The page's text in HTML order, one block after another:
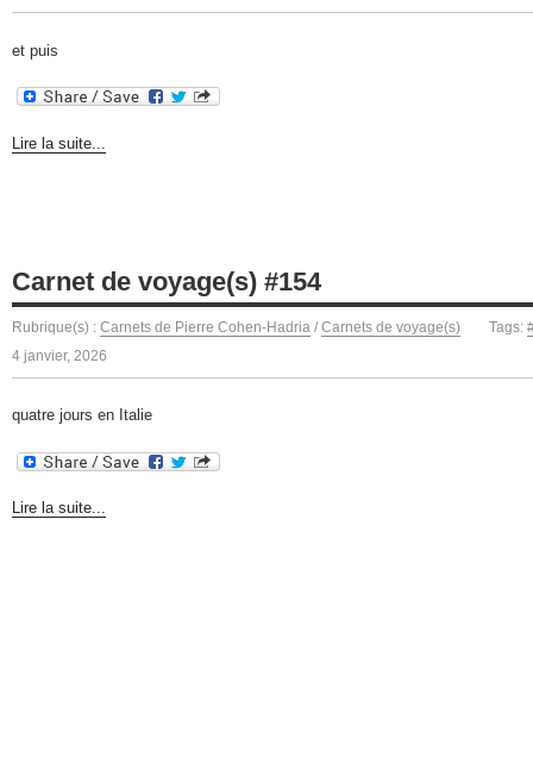
et puis
Lire la suite...
Carnet de voyage(s) #154
Rubrique(s) : Carnets de Pierre Cohen-Hadria / Carnets de voyage(s) Tags:
4 janvier, 2026
quatre jours en Italie
Lire la suite...